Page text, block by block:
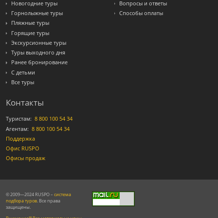
Новогодние туры
Горнолыжные туры
Пляжные туры
Горящие туры
Экскурсионные туры
Туры выходного дня
Ранее бронирование
С детьми
Все туры
Вопросы и ответы
Способы оплаты
Контакты
Туристам: 8 800 100 54 34
Агентам: 8 800 100 54 34
Поддержка
Офис RUSPO
Офисы продаж
© 2009—2024 RUSPO – система
подбора туров. Все права
защищены.